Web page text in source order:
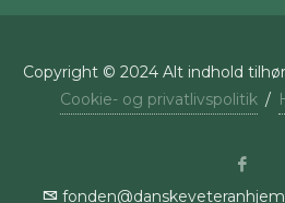
Copyright © 2024 Alt indhold
Cookie- og privatlivspolitik /